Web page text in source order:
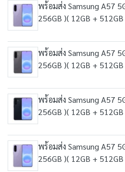
พร้อมส่ง Samsung A57
256GB )( 12GB +
พร้อมส่ง Samsung A57
256GB )( 12GB +
พร้อมส่ง Samsung A57
256GB )( 12GB +
พร้อมส่ง Samsung A57
256GB )( 12GB +